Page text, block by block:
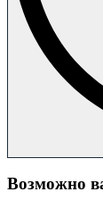
Возможно